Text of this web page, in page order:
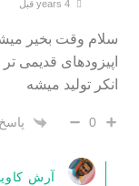
سلام وقت بخیر
اپیزودهای قدیمی
انکر تولید میشه
0 پاسخ
آرش